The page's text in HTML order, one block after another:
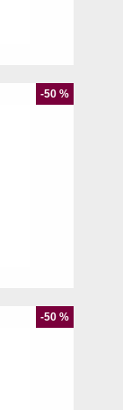
-50 %
-50 %